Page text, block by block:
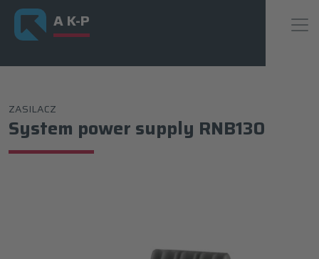
A K-P
ZASILACZ
System power supply RNB130